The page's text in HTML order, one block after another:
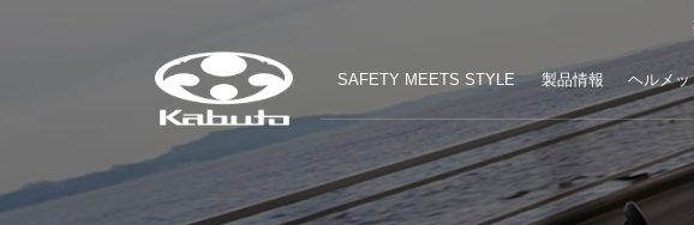
SAFETY MEETS STYLE 製品情報 ヘルメ